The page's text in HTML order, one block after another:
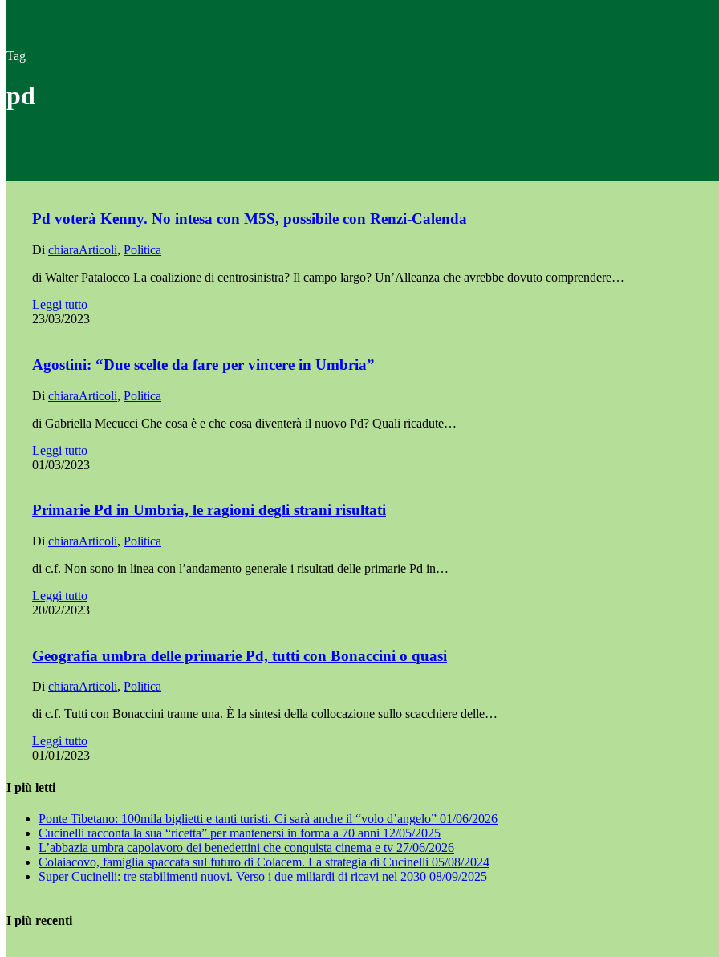
Tag
pd
Pd voterà Kenny. No intesa con M5S, possibile con Renzi-Calenda
Di chiaraArticoli, Politica
di Walter Patalocco La coalizione di centrosinistra? Il campo largo? Un’Alleanza che avrebbe dovuto comprendere…
Leggi tutto
23/03/2023
Agostini: “Due scelte da fare per vincere in Umbria”
Di chiaraArticoli, Politica
di Gabriella Mecucci Che cosa è e che cosa diventerà il nuovo Pd? Quali ricadute…
Leggi tutto
01/03/2023
Primarie Pd in Umbria, le ragioni degli strani risultati
Di chiaraArticoli, Politica
di c.f. Non sono in linea con l’andamento generale i risultati delle primarie Pd in…
Leggi tutto
20/02/2023
Geografia umbra delle primarie Pd, tutti con Bonaccini o quasi
Di chiaraArticoli, Politica
di c.f. Tutti con Bonaccini tranne una. È la sintesi della collocazione sullo scacchiere delle…
Leggi tutto
01/01/2023
I più letti
Ponte Tibetano: 100mila biglietti e tanti turisti. Ci sarà anche il “volo d’angelo” 01/06/2026
Cucinelli racconta la sua “ricetta” per mantenersi in forma a 70 anni 12/05/2025
L’abbazia umbra capolavoro dei benedettini che conquista cinema e tv 27/06/2026
Colaiacovo, famiglia spaccata sul futuro di Colacem. La strategia di Cucinelli 05/08/2024
Super Cucinelli: tre stabilimenti nuovi. Verso i due miliardi di ricavi nel 2030 08/09/2025
I più recenti